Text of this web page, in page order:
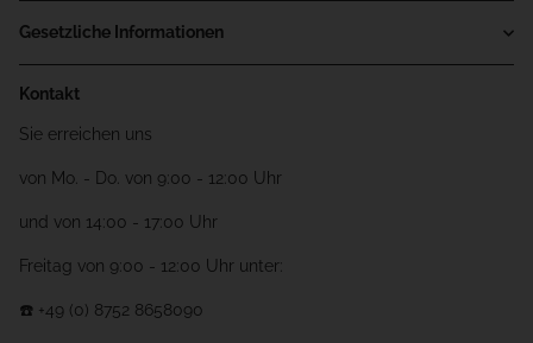
Gesetzliche Informationen
Kontakt
Sie erreichen uns
von Mo. - Do. von 9:00 - 12:00 Uhr
und von 14:00 - 17:00 Uhr
Freitag von 9:00 - 12:00 Uhr unter:
☎️ +49 (0) 8752 8658090